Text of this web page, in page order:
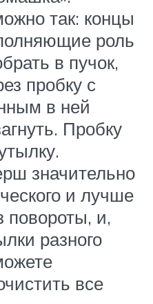
так: концы
роль
в пучок,
пробку с
в ней
Пробку
значительно
и лучше
повороты, и,
разного
все